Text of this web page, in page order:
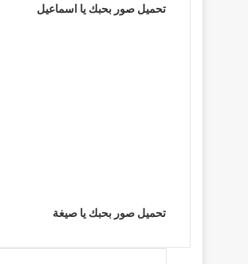
تحميل صور بحبك يا اسماعيل
تحميل صور بحبك يا صيغة